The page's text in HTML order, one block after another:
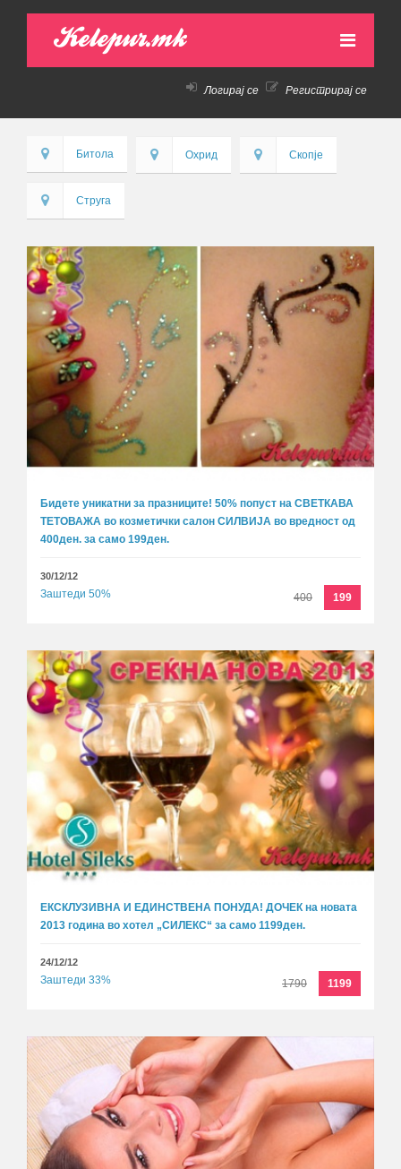
Kelepur.mk
ПРЕТХОДНИ ПОНУДИ
КОНТАКТ
Логирај се Регистрирај се
Битола Охрид Скопје
Струга
Бидете уникатни за празниците! 50% попуст на СВЕТКАВА
ТЕТОВАЖА во козметички салон СИЛВИЈА во вредност од
400ден. за само 199ден.
30/12/12
Заштеди 50% 400 199
ЕКСКЛУЗИВНА И ЕДИНСТВЕНА ПОНУДА! ДОЧЕК на новата
2013 година во хотел „СИЛЕКС“ за само 1199ден.
24/12/12
Заштеди 33% 1790 1199